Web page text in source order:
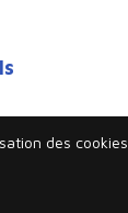
des cookies